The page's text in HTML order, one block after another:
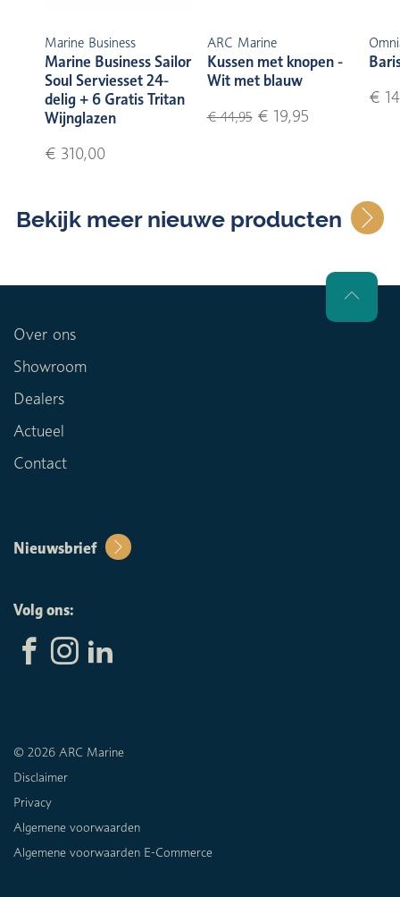
Marine Business
Marine Business Sailor
Soul Serviesset 24-
delig + 6 Gratis Tritan
Wijnglazen
€ 310,00
ARC Marine
Kussen met knopen -
Wit met blauw
€ 44,95€ 19,95
€
Bekijk meer nieuwe producten
Over ons
Showroom
Dealers
Actueel
Contact
Nieuwsbrief
Volg ons:
© 2026 ARC Marine
Disclaimer
Privacy
Algemene voorwaarden
Algemene voorwaarden E-Commerce